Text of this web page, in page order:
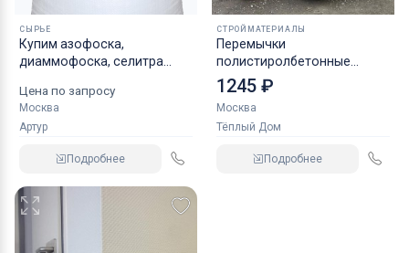
СЫРЬЕ
Купим азофоска,
диаммофоска, селитра
неликвиды по РФ
Цена по запросу
Москва
Артур
Подробнее
СТРОЙМАТЕРИАЛЫ
Перемычки
полистиролбетонные
армированные ГОСТ от
производителя
1245 ₽
Москва
Тёплый Дом
Подробнее